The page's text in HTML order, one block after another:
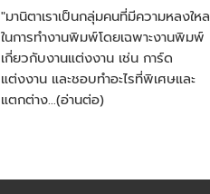
"มานิตาเราเป็นกลุ่มคนที่มีความหลงใหล
ในการทำงานพิมพ์โดยเฉพาะงานพิมพ์
เกี่ยวกับงานแต่งงาน เช่น การ์ด
แต่งงาน และชอบทำอะไรที่พิเศษและ
แตกต่าง…(อ่านต่อ)